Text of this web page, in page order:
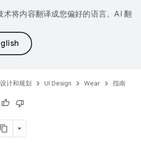
将内容翻译成您偏好的语言。AI 翻
设计和规划 UI Design Wear 指南